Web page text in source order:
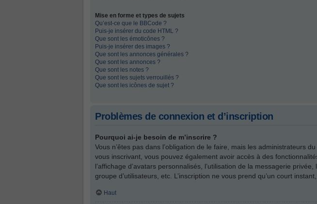
Mise en forme et types de sujets
Qu’est-ce que le BBCode ?
Puis-je insérer du code HTML ?
Que sont les émoticônes ?
Puis-je insérer des images ?
Que sont les annonces générales ?
Que sont les annonces ?
Que sont les notes ?
Que sont les sujets verrouillés ?
Que sont les icônes de sujet ?
Problèmes de connexion et d’inscription
Pourquoi ai-je besoin de m’inscrire ?
Vous n’êtes pas dans l’obligation de le faire, mais les administrateurs
vous inscrivant, vous pouvez également avoir accès à des
l’affichage d’avatars personnalisés, l’utilisation de la messagerie
groupe d’utilisateurs, etc. L’inscription ne vous prend qu’un court
Haut